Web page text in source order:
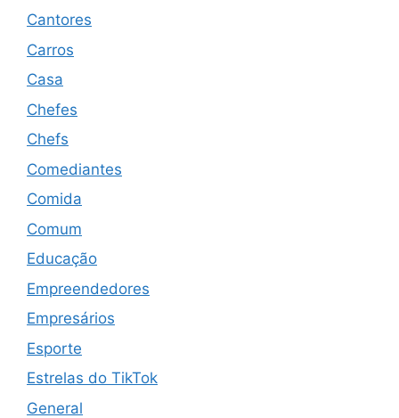
Cantores
Carros
Casa
Chefes
Chefs
Comediantes
Comida
Comum
Educação
Empreendedores
Empresários
Esporte
Estrelas do TikTok
General